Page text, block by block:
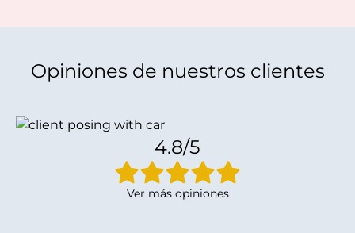
Opiniones de nuestros clientes
4.8/5
Ver más opiniones